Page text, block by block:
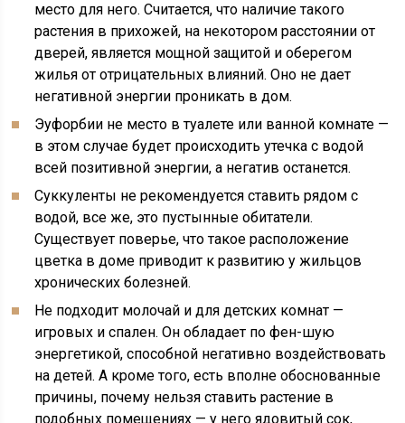
место для него. Считается, что наличие такого
растения в прихожей, на некотором расстоянии от
дверей, является мощной защитой и оберегом
жилья от отрицательных влияний. Оно не дает
негативной энергии проникать в дом.
Эуфорбии не место в туалете или ванной комнате —
в этом случае будет происходить утечка с водой
всей позитивной энергии, а негатив останется.
Суккуленты не рекомендуется ставить рядом с
водой, все же, это пустынные обитатели.
Существует поверье, что такое расположение
цветка в доме приводит к развитию у жильцов
хронических болезней.
Не подходит молочай и для детских комнат —
игровых и спален. Он обладает по фен-шую
энергетикой, способной негативно воздействовать
на детей. А кроме того, есть вполне обоснованные
причины, почему нельзя ставить растение в
подобных помещениях — у него ядовитый сок,